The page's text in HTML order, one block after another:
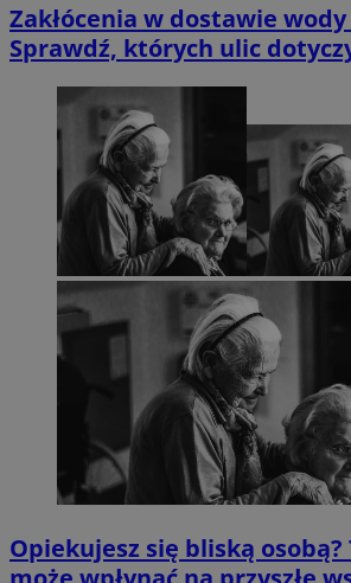
Zakłócenia w dostawie
Sprawdź, których ulic
Opiekujesz się bliską